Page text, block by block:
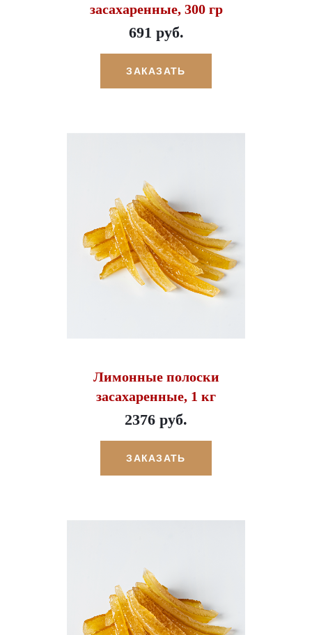
засахаренные, 300 гр
691 руб.
ЗАКАЗАТЬ
Лимонные полоски
засахаренные, 1 кг
2376 руб.
ЗАКАЗАТЬ